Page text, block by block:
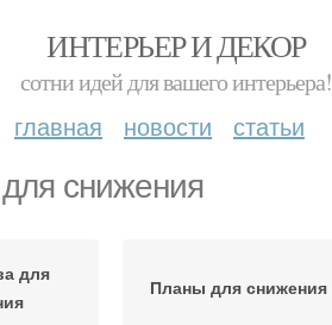
ИНТЕРЬЕР И ДЕКОР
сотни идей для вашего интерьера!
главная новости статьи
снижения
для
Планы для снижения